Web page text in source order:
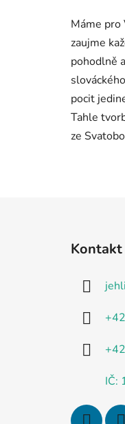
Máme pro
zaujme
pohodlně
pocit
Tahle
ze
Kontakt
IČ: